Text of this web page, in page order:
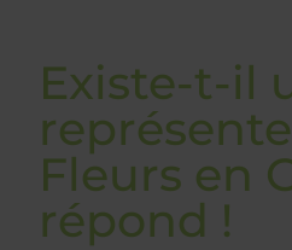
Existe-t-il
Fleurs en
répond !